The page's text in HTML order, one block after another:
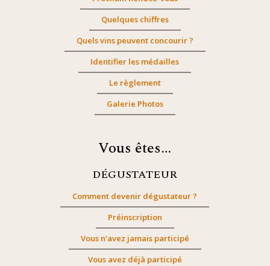
Quelques chiffres
Quels vins peuvent concourir ?
Identifier les médailles
Le règlement
Galerie Photos
Vous êtes…
DÉGUSTATEUR
Comment devenir dégustateur ?
Préinscription
Vous n’avez jamais participé
Vous avez déjà participé